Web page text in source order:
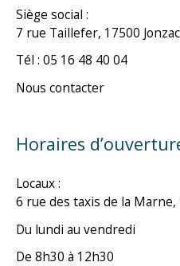
Siège social :
7 rue Taillefer, 17500 Jonzac
Tél : 05 16 48 40 04
Nous contacter
Horaires
Locaux :
6 rue des taxis de la Marne,
Du lundi au vendredi
De 8h30 à 12h30